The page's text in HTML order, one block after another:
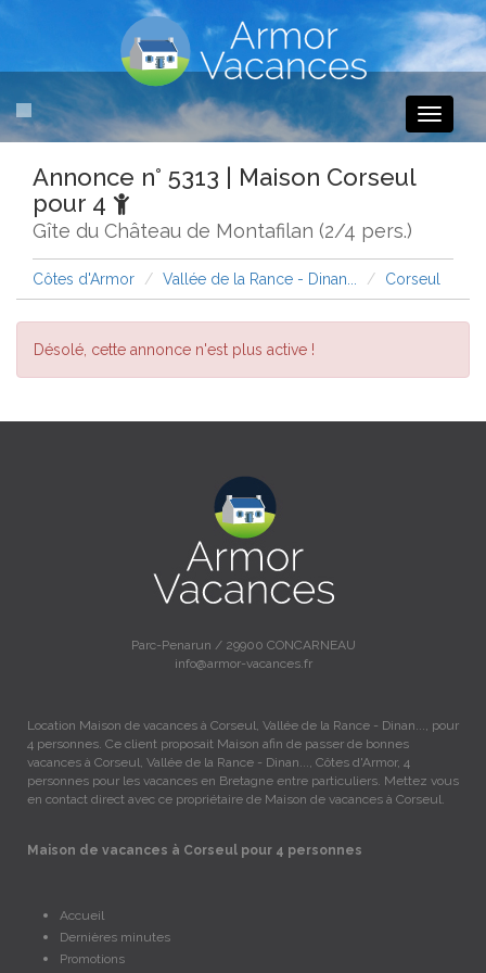
Toggle
Annonce n° 5313 | Maison Corseul
pour 4
Gîte du Château de Montafilan (2/4 pers.)
Côtes d'Armor Vallée de la Rance - Dinan... Corseul
Désolé, cette annonce n'est plus active !
Parc-Penarun / 29900 CONCARNEAU
info@armor-vacances.fr
Location Maison de vacances à Corseul, Vallée de la Rance - Dinan..., pour
4 personnes. Ce client proposait Maison afin de passer de bonnes
vacances à Corseul, Vallée de la Rance - Dinan..., Côtes d'Armor, 4
personnes pour les vacances en Bretagne entre particuliers. Mettez vous
en contact direct avec ce propriétaire de Maison de vacances à Corseul.
Maison de vacances à Corseul pour 4 personnes
Accueil
Dernières minutes
Promotions